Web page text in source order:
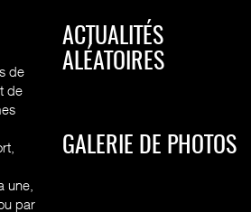
de
de
une,
par
ACTUALITÉS
ALÉATOIRES
GALERIE DE PHOTOS